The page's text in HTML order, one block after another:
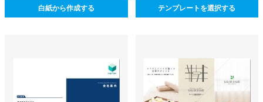
白紙から作成する テンプレートを選択する